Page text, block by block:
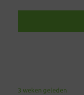
3 weken geleden